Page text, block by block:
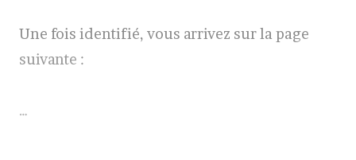
Une fois identifié, vous arrivez sur la page
suivante :
…